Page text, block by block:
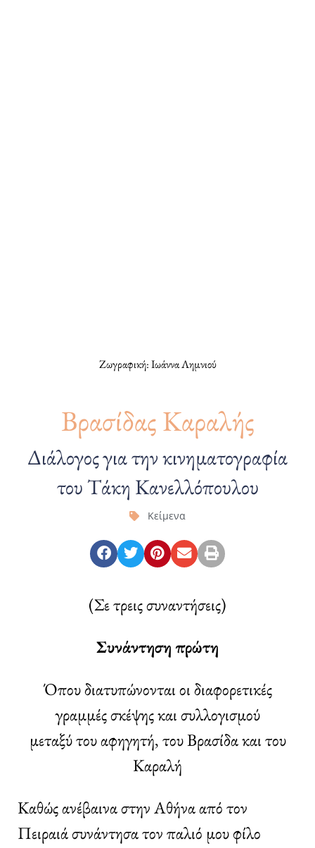
Ζωγραφική: Ιωάννα Λημνιού
Βρασίδας Καραλής
Διάλογος για την κινηματογραφία
του Τάκη Κανελλόπουλου
Κείμενα
(Σε τρεις συναντήσεις)
Συνάντηση πρώτη
Όπου διατυπώνονται οι διαφορετικές
γραμμές σκέψης και συλλογισμού
μεταξύ του αφηγητή, του Βρασίδα και του
Καραλή
Καθώς ανέβαινα στην Αθήνα από τον
Πειραιά συνάντησα τον παλιό μου φίλο